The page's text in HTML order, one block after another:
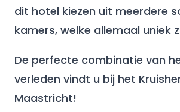
dit hotel kiezen uit meerdere
kamers, welke allemaal uniek
De perfecte combinatie van
verleden vindt u bij het
Maastricht!